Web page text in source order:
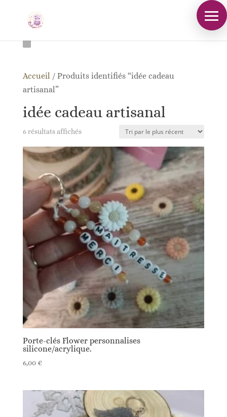
Accueil / Produits identifiés “idée cadeau
artisanal”
idée cadeau artisanal
6 résultats affichésTrié
plus
récent
au
plus
ancien
Porte-clés Flower personnalises
silicone/acrylique.
6,00 €